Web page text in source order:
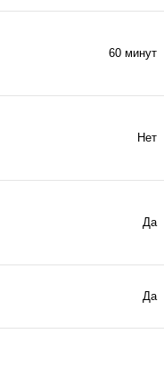
60 минут
Нет
Да
Да